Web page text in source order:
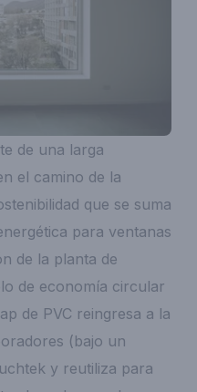
de una larga
el camino de la
que se suma
para ventanas
de la planta de
de economía circular
de PVC reingresa a la
(bajo un
y reutiliza para